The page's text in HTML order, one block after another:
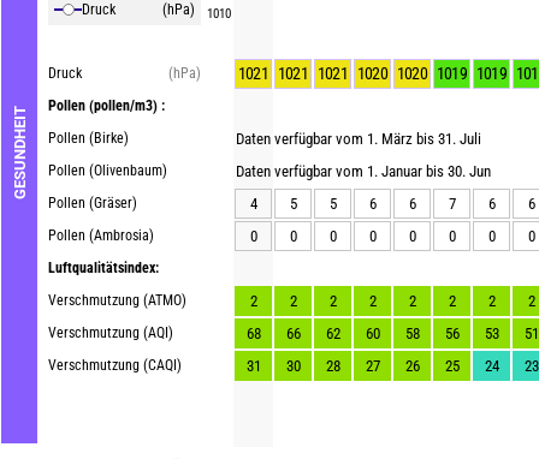
GESUNDHEIT
Druck (hPa)
Druck
(hPa)
Pollen (pollen/m3) :
Pollen (Birke)
Pollen (Olivenbaum)
Pollen (Gräser)
Pollen (Ambrosia)
Luftqualitätsindex:
Verschmutzung (ATMO)
Verschmutzung (AQI)
Verschmutzung (CAQI)
1010
1021 1021 1021 1020 1020 1019 1019
Daten verfügbar vom 1. März bis 31. Juli
Daten verfügbar vom 1. Januar bis 30. Jun
4
5 5 6 6 7 6
6
0
0 0 0 0 0 0 0
2 2 2 2 2 2 2
2
68
66 62 60 58 56 53
51
31
30 28 27 26 25 24 23